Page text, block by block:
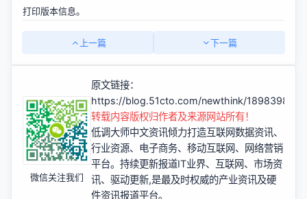
打印版本信息。
上一篇 下一篇
微信关注我们
原文链接：
https://blog.51cto.com/newthink/1898398
转载内容版权归作者及来源网站所有！
低调大师中文资讯倾力打造互联网数据资讯、
行业资源、电子商务、移动互联网、网络营销
平台。持续更新报道IT业界、互联网、市场资
讯、驱动更新,是最及时权威的产业资讯及硬
件资讯报道平台。